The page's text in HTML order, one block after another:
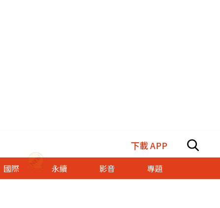
下載 APP
國際 永續 影音 專題